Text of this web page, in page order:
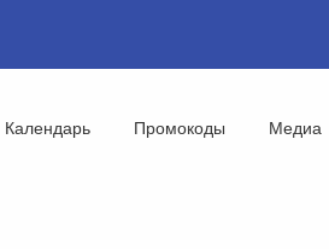
Календарь Промокоды Медиа